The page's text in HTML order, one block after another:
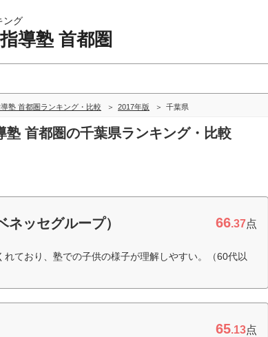
ング
導塾 首都圏
塾 首都圏ランキング・比較 2017年版 千葉県
塾 首都圏の千葉県ランキング・比較
ッセグループ） 66.37点
ており、塾での子供の様子が理解しやすい。（60代以
65.13点